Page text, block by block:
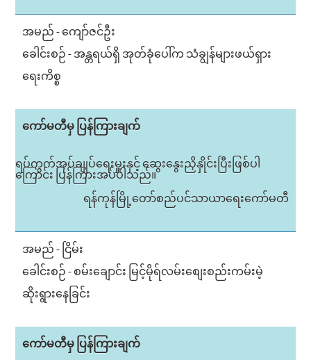
အမည် - ကျော်ဇင်ဦး
ခေါင်းစဉ် - အန္တရယ်ရှိ အုတ်ခုံပေါ်က သံချွန်များဖယ်ရှား
ရေးကိစ္စ
ကော်မတီမှ ပြန်ကြားချက်
ရပ်ကွက်အုပ်ချုပ်ရေးမှူးနှင့် ဆွေးနွေးညှိနှိုင်းပြီးဖြစ်ပါ
ကြောင်း ပြန်ကြားအပ်ပါသည်။
ရန်ကုန်မြို့တော်စည်ပင်သာယာရေးကော်မတီ
အမည် - ငြိမ်း
ခေါင်းစဉ် - စမ်းချောင်း မြင့်မိုရ်လမ်းစျေးစည်းကမ်းမဲ့
ဆိုးရွားနေခြင်း
ကော်မတီမှ ပြန်ကြားချက်